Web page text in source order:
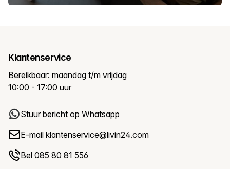
Klantenservice
Bereikbaar: maandag t/m vrijdag
10:00 - 17:00 uur
Stuur bericht op Whatsapp
E-mail klantenservice@livin24.com
Bel 085 80 81 556